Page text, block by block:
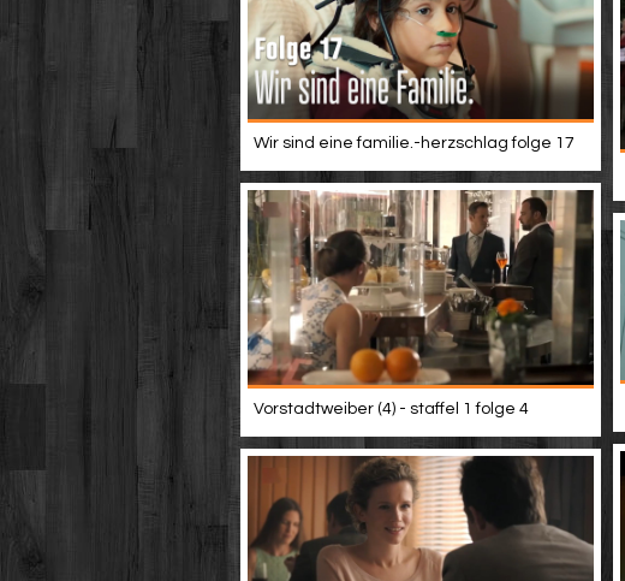
Wir sind eine familie.-herzschlag folge 17
Vorstadtweiber (4) - staffel 1 folge 4